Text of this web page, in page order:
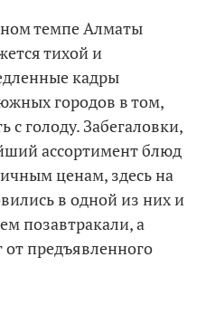
темпе Алматы
тихой и
кадры
городов в том,
с голоду. Забегаловки,
ассортимент блюд
ценам, здесь на
в одной из них и
позавтракали, а
от предъявленного